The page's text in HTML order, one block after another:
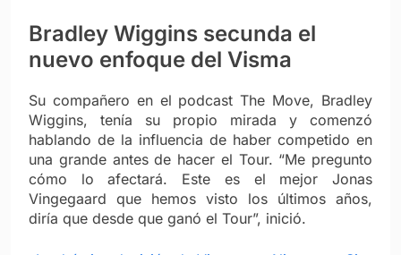
Bradley Wiggins secunda el
nuevo enfoque del Visma
Su compañero en el podcast The Move, Bradley
Wiggins, tenía su propio mirada y comenzó
hablando de la influencia de haber competido en
una grande antes de hacer el Tour. “Me pregunto
cómo lo afectará. Este es el mejor Jonas
Vingegaard que hemos visto los últimos años,
diría que desde que ganó el Tour”, inició.